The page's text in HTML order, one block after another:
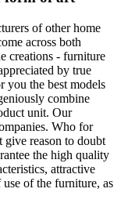
of other home
across both
creations - furniture
by true
you the best models
combine
unit. Our
Who for
reason to doubt
the high quality
attractive
of the furniture, as